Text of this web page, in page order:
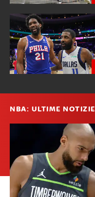
NBA: ULTIME NOTIZIE